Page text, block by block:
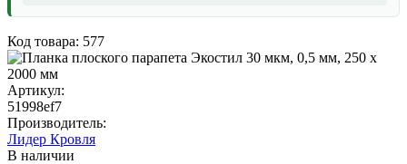
Код товара: 577
Артикул:
51998ef7
Производитель:
Лидер Кровля
В наличии